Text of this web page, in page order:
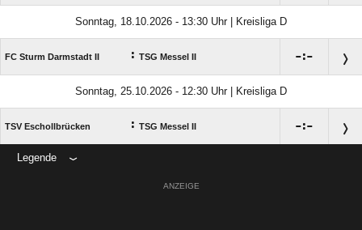
Sonntag, 18.10.2026 - 13:30 Uhr | Kreisliga D
FC Sturm Darmstadt II : TSG Messel II :
Sonntag, 25.10.2026 - 12:30 Uhr | Kreisliga D
TSV Eschollbrücken : TSG Messel II :
Legende
ANZEIGE